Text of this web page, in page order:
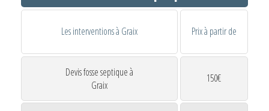
Les interventions à Graix Prix à partir de
Devis fosse septique à
Graix
150€